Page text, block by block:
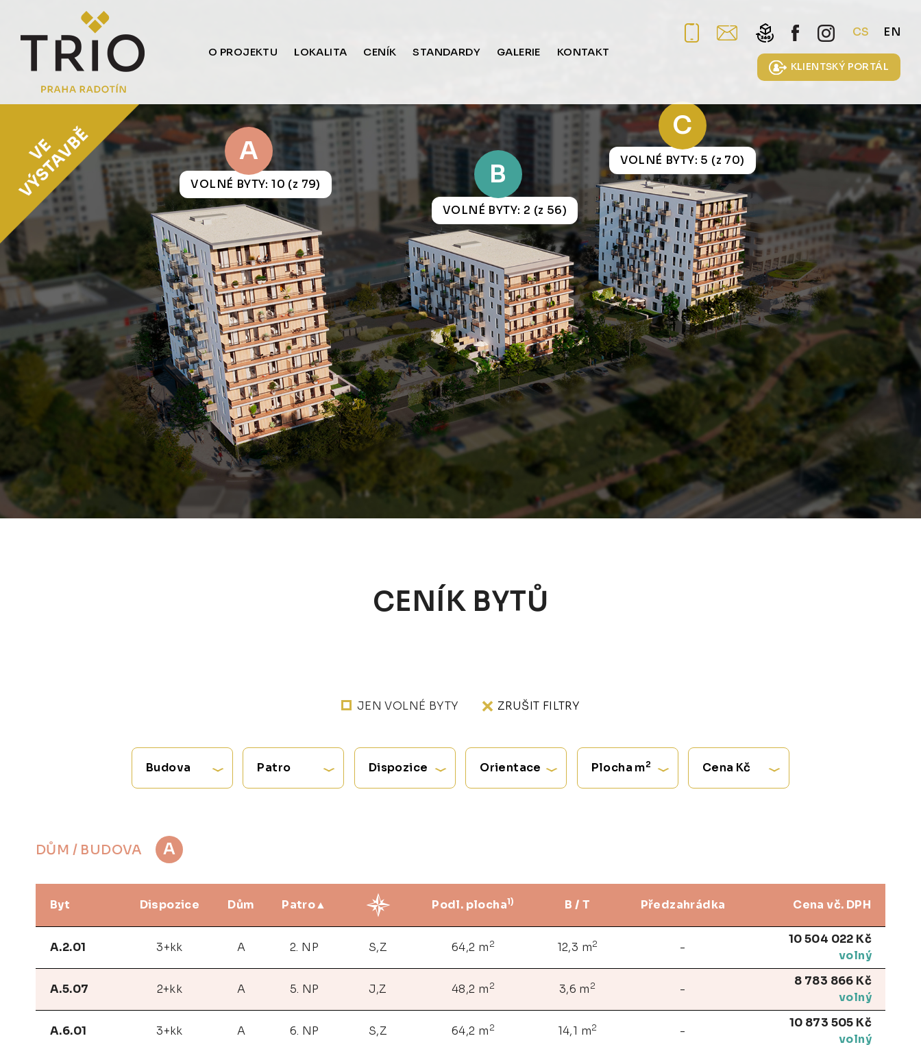
O PROJEKTU LOKALITA CENÍK STANDARDY GALERIE KONTAKT
CS EN
KLIENTSKÝ PORTÁL
A
B
C
VOLNÉ BYTY: 10 (z 79)
VOLNÉ BYTY: 2 (z 56)
VOLNÉ BYTY: 5 (z 70)
CENÍK BYTŮ
JEN VOLNÉ BYTY ZRUŠIT FILTRY
Budova Patro Dispozice Orientace Plocha m2 Cena Kč
DŮM / BUDOVA A
Byt Dispozice Dům Patro Podl. plocha1) B / T Předzahrádka Cena vč. DPH
A.2.01 3+kk A 2. NP S,Z 64,2 m 2 12,3 m2 -
10 504 022 Kč
volný
A.5.07 2+kk A 5. NP J,Z 48,2 m 2 3,6 m 2 -
8 783 866 Kč
volný
A.6.01 3+kk A 6. NP S,Z 64,2 m 2 14,1 m2 -
10 873 505 Kč
volný